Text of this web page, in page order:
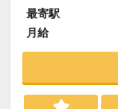
最寄駅
月給